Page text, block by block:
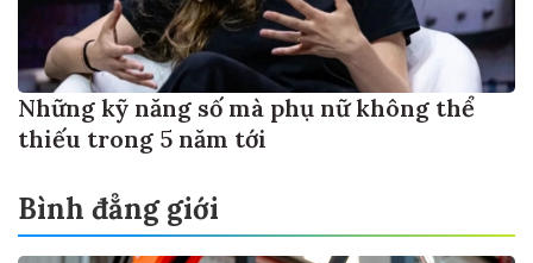
Những kỹ năng số mà phụ nữ không thể
thiếu trong 5 năm tới
Bình đẳng giới